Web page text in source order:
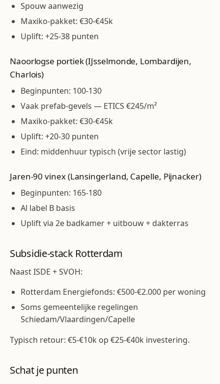
Spouw aanwezig
Maxiko-pakket: €30-€45k
Uplift: +25-38 punten
Naoorlogse portiek (IJsselmonde, Lombardijen,
Charlois)
Beginpunten: 100-130
Vaak prefab-gevels — ETICS €245/m²
Maxiko-pakket: €30-€45k
Uplift: +20-30 punten
Eind: middenhuur typisch (vrije sector lastig)
Jaren-90 vinex (Lansingerland, Capelle, Pijnacker)
Beginpunten: 165-180
Al label B basis
Uplift via 2e badkamer + uitbouw + dakterras
Subsidie-stack Rotterdam
Naast ISDE + SVOH:
Rotterdam Energiefonds: €500-€2.000 per woning
Soms gemeentelijke regelingen
Schiedam/Vlaardingen/Capelle
Typisch retour: €5-€10k op €25-€40k investering.
Schat je punten